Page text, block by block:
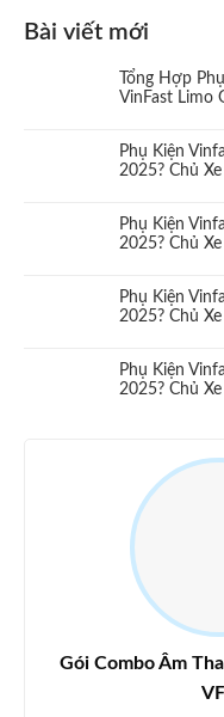
Bài viết mới
Tổng Hợp
VinFast Limo
Phụ Kiện
2025? Chủ
Phụ Kiện
2025? Chủ
Phụ Kiện
2025? Chủ
Phụ Kiện
2025? Chủ
Gói Combo Âm